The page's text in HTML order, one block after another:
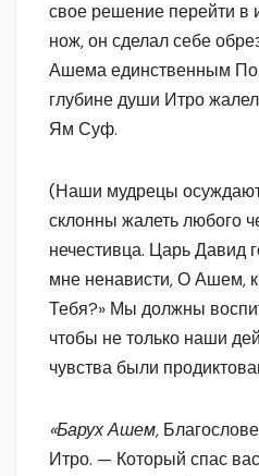
свое решение перейти в
нож, он сделал себе
Ашема единственным
глубине души Итро
Ям Суф.
(Наши мудрецы
склонны жалеть любого
нечестивца. Царь Давид
мне ненависти, О Ашем,
Тебя?» Мы должны
чтобы не только наши
чувства были
«Барух Ашем,
Итро. — Который спас